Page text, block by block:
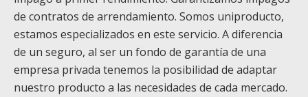
de contratos de arrendamiento. Somos uniproducto,
estamos especializados en este servicio. A diferencia
de un seguro, al ser un fondo de garantía de una
empresa privada tenemos la posibilidad de adaptar
nuestro producto a las necesidades de cada mercado.